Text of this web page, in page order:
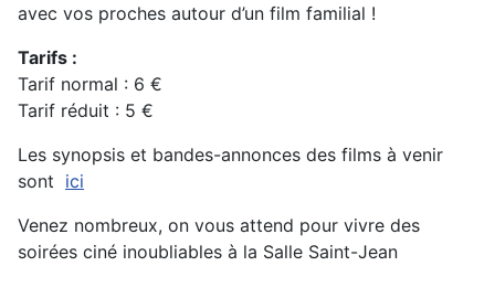
avec vos proches autour d’un film familial !
Tarifs :
Tarif normal : 6 €
Tarif réduit : 5 €
Les synopsis et bandes-annonces des films à venir
sont ici
Venez nombreux, on vous attend pour vivre des
soirées ciné inoubliables à la Salle Saint-Jean